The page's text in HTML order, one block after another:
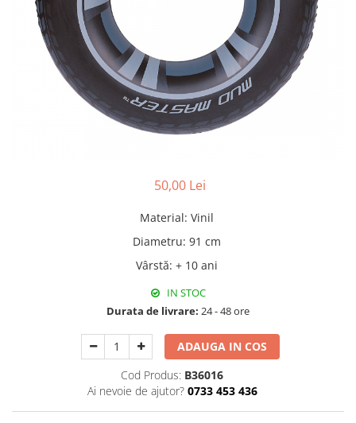
Pilote cu blăniță
50,00 Lei
Material: Vinil
Diametru: 91 cm
Vârstă: + 10 ani
IN STOC
Durata de livrare: 24 - 48 ore
ADAUGA IN COS
Cod Produs: B36016
Ai nevoie de ajutor? 0733 453 436